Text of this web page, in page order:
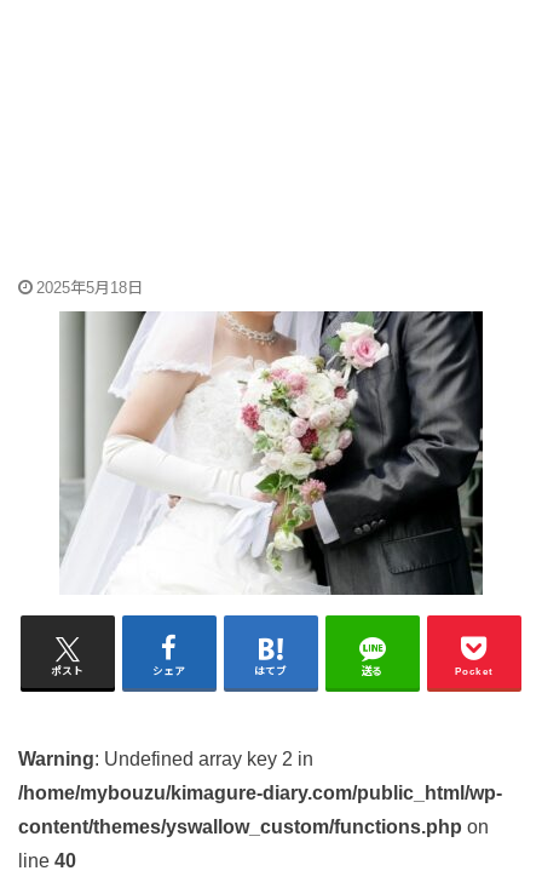
2025年5月18日
ポスト シェア はてブ 送る Pocket
Warning: Undefined array key 2 in
/home/mybouzu/kimagure-diary.com/public_html/wp-
content/themes/yswallow_custom/functions.php on
line 40